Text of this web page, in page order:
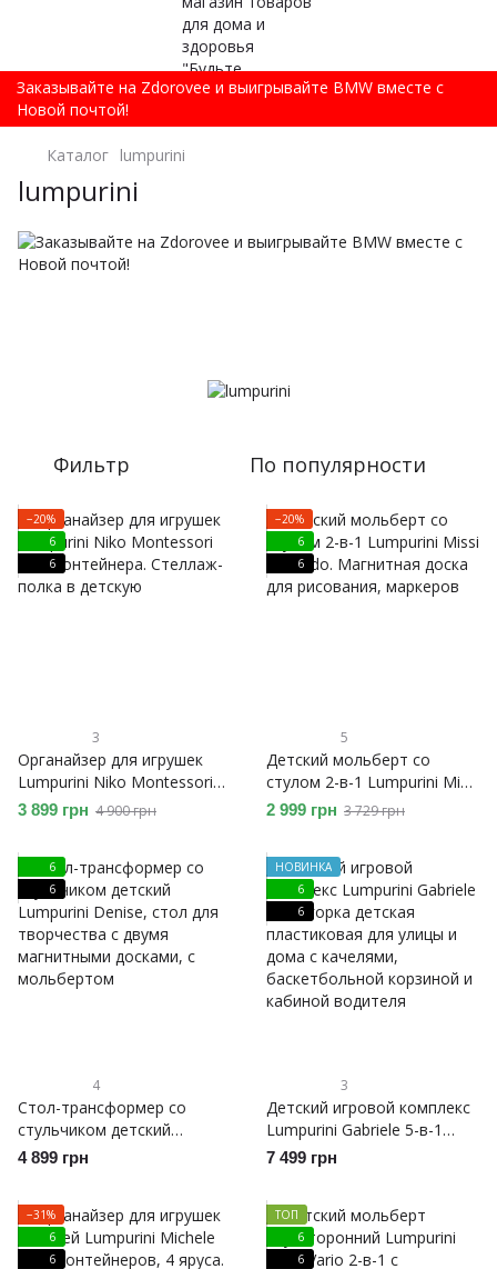
Заказывайте на Zdorovee и выигрывайте BMW вместе с
Новой почтой!
Каталог lumpurini
lumpurini
Фильтр По популярности
−20%
6
6
3
Органайзер для игрушек
Lumpurini Niko Montessori
М, 2 контейнера. Стеллаж-
полка в детскую
3 899 грн 4 900 грн
−20%
6
6
5
Детский мольберт со
стулом 2-в-1 Lumpurini Missi
Comodo. Магнитная доска
для рисования, маркеров
2 999 грн 3 729 грн
6
6
4
Стол-трансформер со
стульчиком детский
Lumpurini Denise, стол для
творчества с двумя
магнитными досками, с
мольбертом
4 899 грн
НОВИНКА
6
6
3
Детский игровой комплекс
Lumpurini Gabriele 5-в-1
горка детская пластиковая
для улицы и дома с
качелями, баскетбольной
корзиной и кабиной
водителя
7 499 грн
−31%
6
6
ТОП
6
6